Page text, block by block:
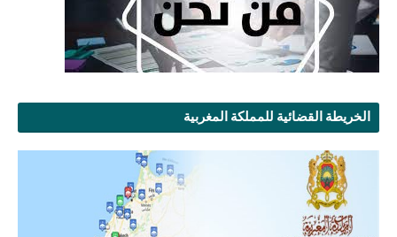
الخريطة القضائية للمملكة المغربية